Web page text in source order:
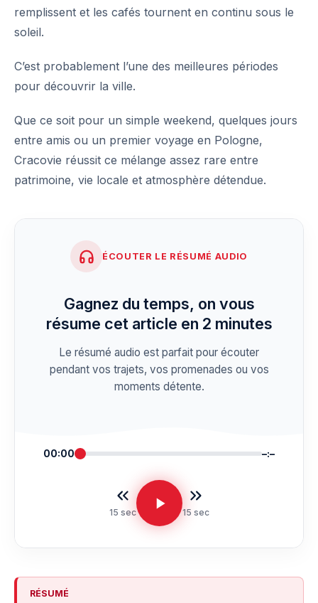
remplissent et les cafés tournent en continu sous le
soleil.
C’est probablement l’une des meilleures périodes
pour découvrir la ville.
Que ce soit pour un simple weekend, quelques jours
entre amis ou un premier voyage en Pologne,
Cracovie réussit ce mélange assez rare entre
patrimoine, vie locale et atmosphère détendue.
ÉCOUTER LE RÉSUMÉ AUDIO
Gagnez du temps, on vous
résume cet article en 2 minutes
Le résumé audio est parfait pour écouter
pendant vos trajets, vos promenades ou vos
moments détente.
00:00 –:–
15 sec 15 sec
RÉSUMÉ